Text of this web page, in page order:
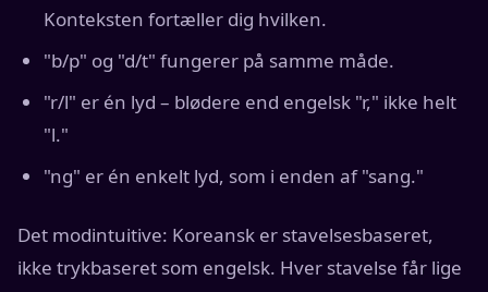
Konteksten fortæller dig hvilken.
"b/p" og "d/t" fungerer på samme måde.
"r/l" er én lyd – blødere end engelsk "r," ikke helt
"l."
"ng" er én enkelt lyd, som i enden af "sang."
Det modintuitive: Koreansk er stavelsesbaseret,
ikke trykbaseret som engelsk. Hver stavelse får lige